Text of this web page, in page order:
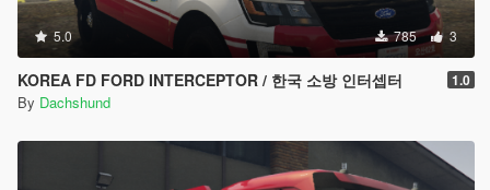
5.0 785 3
KOREA FD FORD INTERCEPTOR / 한국 소방 인터셉터 1.0
By Dachshund